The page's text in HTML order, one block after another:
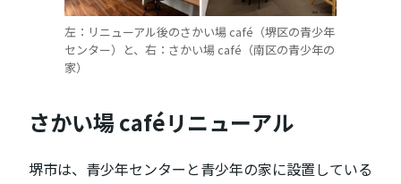
左：リニューアル後のさかい場 café（堺区の青少年
センター）と、右：さかい場 café（南区の青少年の
家）
さかい場 caféリニューアル
堺市は、青少年センターと青少年の家に設置している